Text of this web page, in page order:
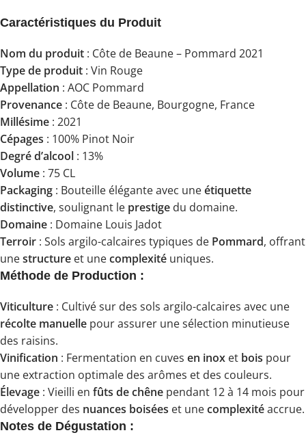
Caractéristiques du Produit
Nom du produit : Côte de Beaune – Pommard 2021
Type de produit : Vin Rouge
Appellation : AOC Pommard
Provenance : Côte de Beaune, Bourgogne, France
Millésime : 2021
Cépages : 100% Pinot Noir
Degré d’alcool : 13%
Volume : 75 CL
Packaging : Bouteille élégante avec uneétiquette
distinctive, soulignant le prestige du domaine.
Domaine : Domaine Louis Jadot
Terroir : Sols argilo-calcaires typiques de Pommard, offrant
unestructure et unecomplexité uniques.
Méthode de Production :
Viticulture : Cultivé sur des sols argilo-calcaires avec une
récolte manuelle pour assurer une sélection minutieuse
des raisins.
Vinification : Fermentation en cuves en inox et bois pour
une extraction optimale des arômes et des couleurs.
Élevage : Vieilli en fûts de chêne pendant 12 à 14 mois pour
développer des nuances boisées et unecomplexitéaccrue.
Notes de Dégustation :